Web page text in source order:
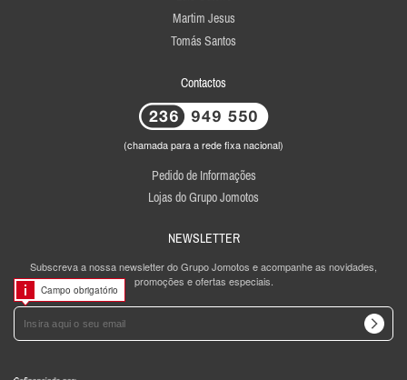
Martim Jesus
Tomás Santos
Contactos
(chamada para a rede fixa nacional)
Pedido de Informações
Lojas do Grupo Jomotos
NEWSLETTER
Subscreva a nossa newsletter do Grupo Jomotos e acompanhe as novidades,
promoções e ofertas especiais.
Campo obrigatório